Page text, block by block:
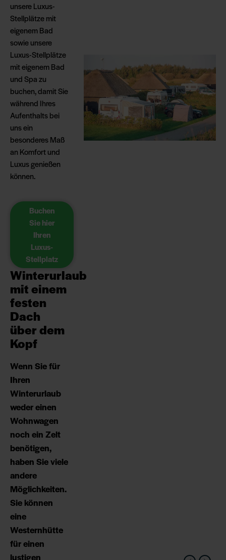
unsere Luxus-
Stellplätze mit
eigenem Bad
sowie unsere
Luxus-Stellplätze
mit eigenem Bad
und Spa zu
buchen, damit Sie
während Ihres
Aufenthalts bei
uns ein
besonderes Maß
an Komfort und
Luxus genießen
können.
Buchen
Sie hier
Ihren
Luxus-
Stellplatz
Winterurlaub
mit einem
festen
Dach
über dem
Kopf
Wenn Sie für
Ihren
Winterurlaub
weder einen
Wohnwagen
noch ein Zelt
benötigen,
haben Sie viele
andere
Möglichkeiten.
Sie können
eine
Westernhütte
für einen
lustigen